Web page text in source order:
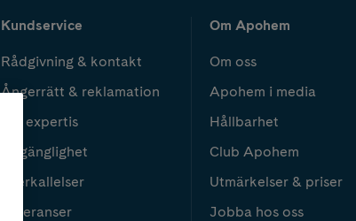
Kundservice
Rådgivning & kontakt
Ångerrätt & reklamation
Vår expertis
Tillgänglighet
Återkallelser
Leveranser
Om Apohem
Om oss
Apohem i media
Hållbarhet
Club Apohem
Utmärkelser & priser
Jobba hos oss